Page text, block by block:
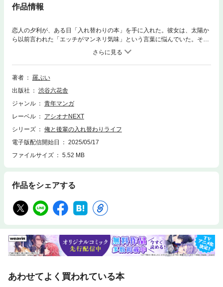
作品情報
恋人の夕利が、ある日「入れ替わりの本」を手に入れた。彼女は、太陽か
ら以前言われた「エッチがマンネリ気味」という言葉に悩んでいた。そこ
で夕利は、一風変わった提案をする――「入れ替わってエッチしてみよ
う！」最初は戸惑いを隠せない太陽だったが、夕利の体が気になって仕方
がないのも事実。入れ替わった二人が繰り広げる、思わず止められない新
たな快感！入れ替わったらやっぱり止まらない即オ〇ニー！夕利の体に宿
は早くエッチがしたくてたまらなくなったり…。果たして二人の関係に新
たな展開は訪れるのか！？本作はシリーズ作品ですが、単話でもお楽しみ
内容になります
著者
羅ぶい
出版社
渋谷六花舎
ジャンル
青年マンガ
レーベル
アシオナNEXT
シリーズ
俺と後輩の入れ替わりライフ
電子版配信開始日
2025/05/17
ファイルサイズ
5.52 MB
作品をシェアする
あわせてよく買われている本